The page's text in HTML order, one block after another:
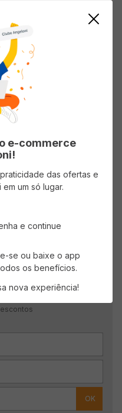
Tradicional
avaliação.
OK
e-commerce
das ofertas e
um só lugar.
e continue
se ou baixe o app
os benefícios.
nova experiência!